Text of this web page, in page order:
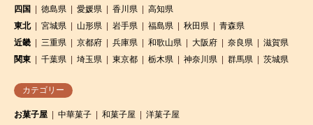
四国
徳島県 愛媛県 香川県
高知県
東北
宮城県 山形県 岩手県 福島県 秋田県
青森県
近畿
三重県 京都府 兵庫県 和歌山県 大阪府 奈良県
滋賀県
関東
千葉県 埼玉県 東京都 栃木県 神奈川県 群馬県 茨城県
カテゴリー
お菓子屋 中華菓子 和菓子屋
洋菓子屋